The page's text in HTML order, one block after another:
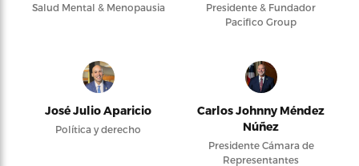
Salud Mental & Menopausia
Presidente & Fundador
Pacifico Group
José Julio Aparicio
Política y derecho
Carlos Johnny Méndez
Núñez
Presidente Cámara de
Representantes